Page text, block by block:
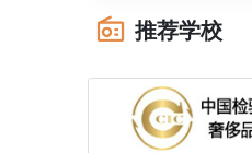
推荐学校